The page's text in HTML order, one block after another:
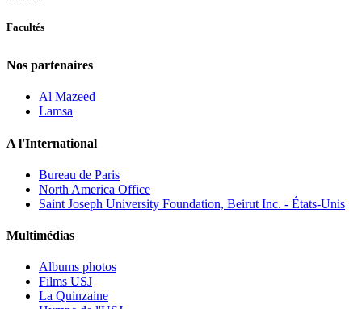
Facultés
Nos partenaires
Al Mazeed
Lamsa
A l'International
Bureau de Paris
North America Office
Saint Joseph University Foundation, Beirut Inc. - États-Unis
Multimédias
Albums photos
Films USJ
La Quinzaine